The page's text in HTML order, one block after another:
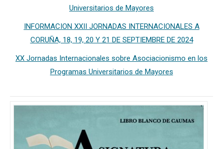
Universitarios de Mayores
INFORMACION XXII JORNADAS INTERNACIONALES A
CORUÑA, 18, 19, 20 Y 21 DE SEPTIEMBRE DE 2024
XX Jornadas Internacionales sobre Asociacionismo en los
Programas Universitarios de Mayores